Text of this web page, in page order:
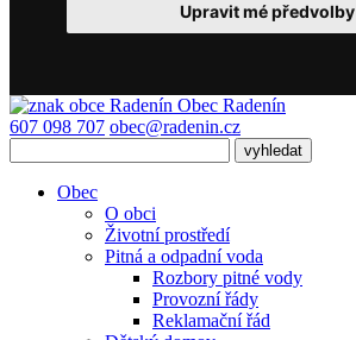
Upravit mé předvolby
Obec Radenín
607 098 707 obec@radenin.cz
Obec
O obci
Životní prostředí
Pitná a odpadní voda
Rozbory pitné vody
Provozní řády
Reklamační řád